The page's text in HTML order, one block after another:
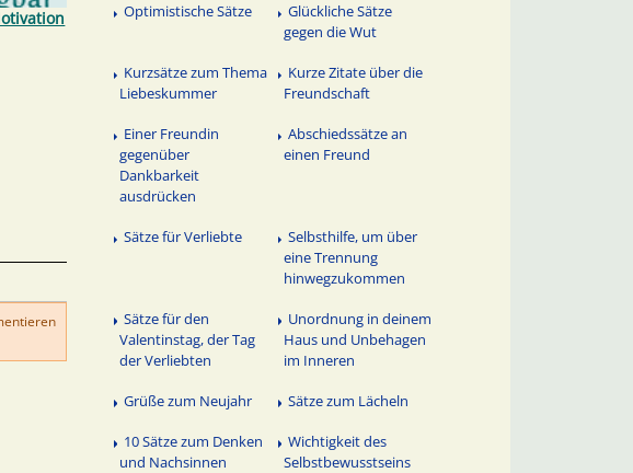
Optimistische Sätze
Glückliche Sätze
gegen die Wut
Kurzsätze zum Thema
Liebeskummer
Kurze Zitate über die
Freundschaft
Einer Freundin
gegenüber
Dankbarkeit
ausdrücken
Abschiedssätze an
einen Freund
Sätze für Verliebte
Selbsthilfe, um über
eine Trennung
hinwegzukommen
Sätze für den
Valentinstag, der Tag
der Verliebten
Unordnung in deinem
Haus und Unbehagen
im Inneren
Grüße zum Neujahr Sätze zum Lächeln
10 Sätze zum Denken
und Nachsinnen
Wichtigkeit des
Selbstbewusstseins